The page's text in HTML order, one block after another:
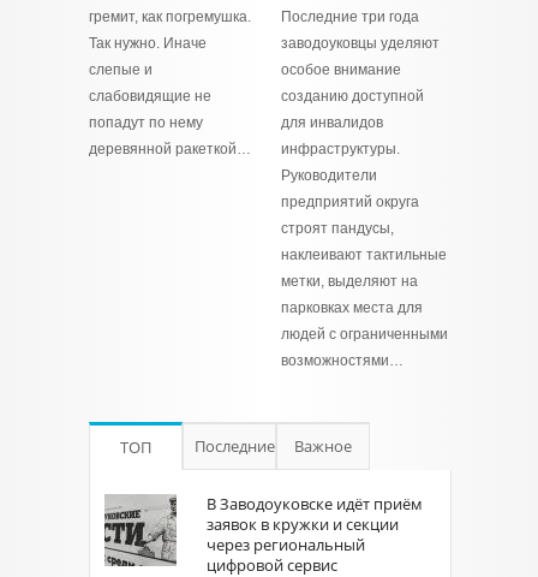
гремит, как погремушка.
Так нужно. Иначе
слепые и
слабовидящие не
попадут по нему
деревянной ракеткой…
Последние три года
заводоуковцы уделяют
особое внимание
созданию доступной
для инвалидов
инфраструктуры.
Руководители
предприятий округа
строят пандусы,
наклеивают тактильные
метки, выделяют на
парковках места для
людей с ограниченными
возможностями…
ТОП Последние Важное
В Заводоуковске идёт приём
заявок в кружки и секции
через региональный
цифровой сервис